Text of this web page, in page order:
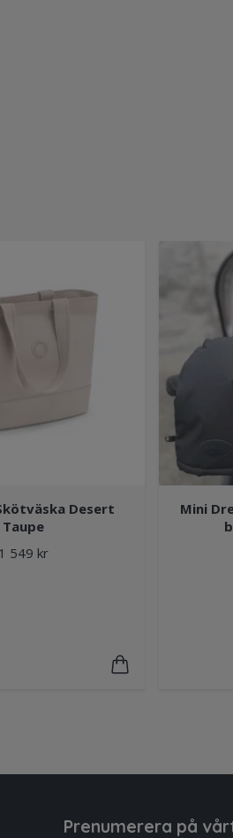
Desert
Taupe
1 549 kr
Mini
Prenumerera på